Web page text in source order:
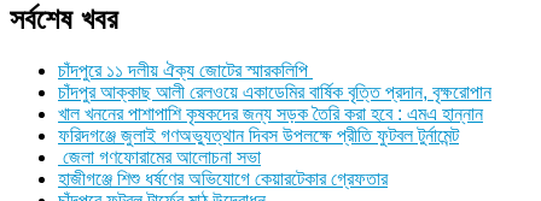
সর্বশেষ খবর
চাঁদপুরে ১১ দলীয় ঐক্য জোটের স্মারকলিপি
চাঁদপুর আক্কাছ আলী রেলওয়ে একাডেমির বার্ষিক বৃত্তি প্রদান, বৃক্ষরোপান
খাল খননের পাশাপাশি কৃষকদের জন্য সড়ক তৈরি করা হবে : এমএ হান্নান
ফরিদগঞ্জে জুলাই গণঅভ্যুত্থান দিবস উপলক্ষে প্রীতি ফুটবল টুর্নামেন্ট
জেলা গণফোরামের আলোচনা সভা
হাজীগঞ্জে শিশু ধর্ষণের অভিযোগে কেয়ারটেকার গ্রেফতার